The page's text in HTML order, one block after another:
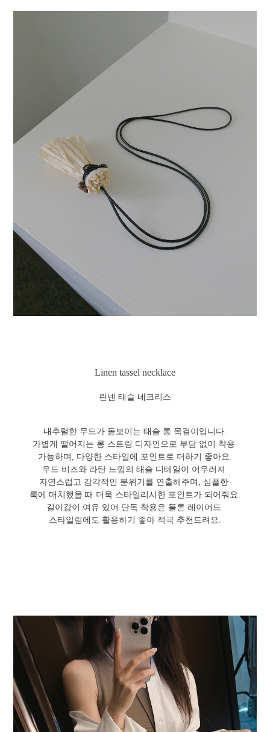
Linen tassel necklace
린넨 태슬 네크리스
내추럴한 무드가 돋보이는 태슬 롱 목걸이입니다.
가볍게 떨어지는 롱 스트링 디자인으로 부담 없이 착용
가능하며, 다양한 스타일에 포인트로 더하기 좋아요.
우드 비즈와 라탄 느낌의 태슬 디테일이 어우러져
자연스럽고 감각적인 분위기를 연출해주며, 심플한
룩에 매치했을 때 더욱 스타일리시한 포인트가 되어줘요.
길이감이 여유 있어 단독 착용은 물론 레이어드
스타일링에도 활용하기 좋아 적극 추천드려요.